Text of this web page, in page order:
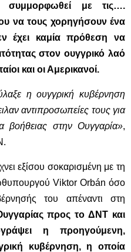
συμμορφωθεί με τις….
να τους χορηγήσουν ένα
έχει καμία πρόθεση να
στον ουγγρικό λαό
και οι Αμερικανοί.
η ουγγρική κυβέρνηση
αντιπροσωπείες τους για
βοήθειας στην Ουγγαρία»,
εξίσου σοκαρισμένη με τη
Viktor Orbán όσο
του απέναντι στη
προς το ΔΝΤ και
η προηγούμενη,
κυβέρνηση, η οποία